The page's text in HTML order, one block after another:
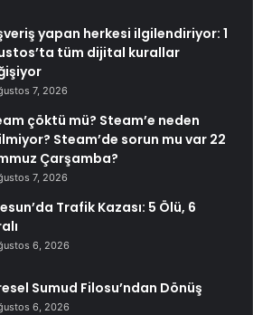
yapan herkesi ilgilendiriyor: 1
tüm dijital kurallar
7, 2026
çöktü mü? Steam’e neden
Steam’de sorun mu var 22
Çarşamba?
7, 2026
Trafik Kazası: 5 Ölü, 6
6, 2026
Sumud Filosu’ndan Dönüş
6, 2026